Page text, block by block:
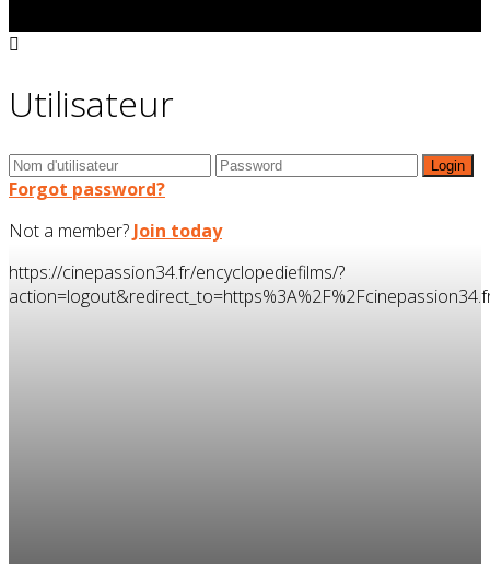
Utilisateur
Forgot password?
Not a member? Join today
https://cinepassion34.fr/encyclopediefilms/?